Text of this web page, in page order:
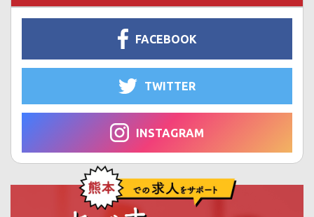
FACEBOOK
TWITTER
INSTAGRAM